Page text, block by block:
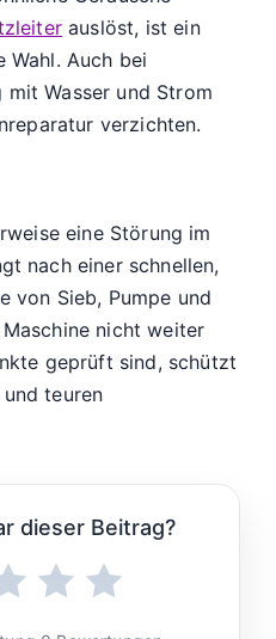
auslöst, ist ein
Wahl. Auch bei
Wasser und Strom
verzichten.
eine Störung im
nach einer schnellen,
von Sieb, Pumpe und
nicht weiter
geprüft sind, schützt
teuren
dieser Beitrag?